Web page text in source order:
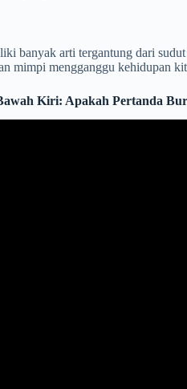
banyak arti tergantung dari
mimpi mengganggu kehidupan
Kiri: Apakah Pertanda